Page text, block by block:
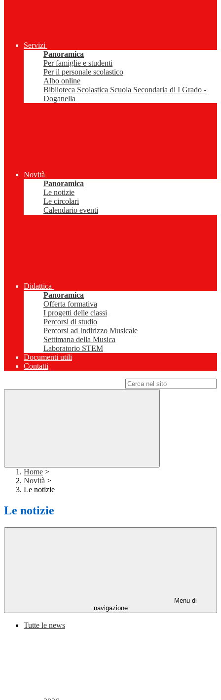
Servizi
Panoramica
Per famiglie e studenti
Per il personale scolastico
Albo online
Biblioteca Scolastica Scuola Secondaria di I Grado -
Doganella
Novità
Panoramica
Le notizie
Le circolari
Calendario eventi
Didattica
Panoramica
Offerta formativa
I progetti delle classi
Percorsi di studio
Percorsi ad Indirizzo Musicale
Settimana della Musica
Laboratorio STEM
Documenti utili
Contatti
Home >
Novità >
Le notizie
Le notizie
Menu di
navigazione
Tutte le news